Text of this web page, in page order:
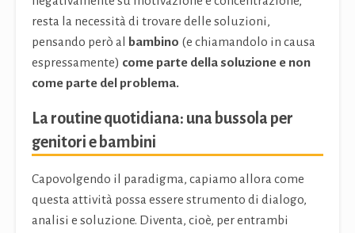
resta la necessità di trovare delle soluzioni,
pensando però al
bambino (e chiamandolo in causa
espressamente) come parte della soluzione e non
come parte del problema.
La routine quotidiana: una bussola per
genitori e bambini
Capovolgendo il paradigma, capiamo allora come
questa attività possa essere strumento di dialogo,
analisi e soluzione. Diventa, cioè, per entrambi